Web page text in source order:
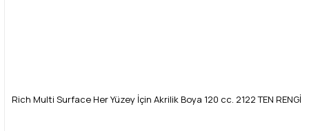
Rich Multi Surface Her Yüzey İçin Akrilik Boya 120 cc. 2122 TEN RENGİ